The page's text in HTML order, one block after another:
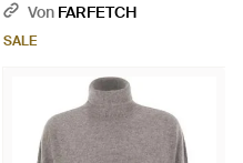
- Natur
Von FARFETCH
SALE